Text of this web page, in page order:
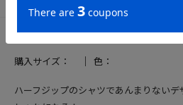
購入サイズ： 色：
ハーフジップのシャツであんまりない